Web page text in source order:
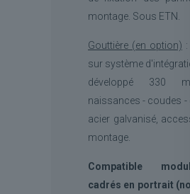
montage. Sous ETN.
Gouttière (en option)
sur système
développé 330
naissances - coudes
acier galvanisé,
montage.
Compatible
cadrés en portrait